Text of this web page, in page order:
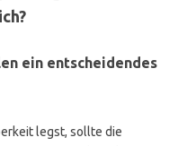
ein entscheidendes
legst, sollte die